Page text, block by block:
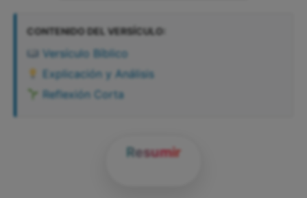
CONTENIDO DEL VERSÍCULO:
Versículo Bíblico
Explicación y Análisis
Reflexión Corta
Resumir